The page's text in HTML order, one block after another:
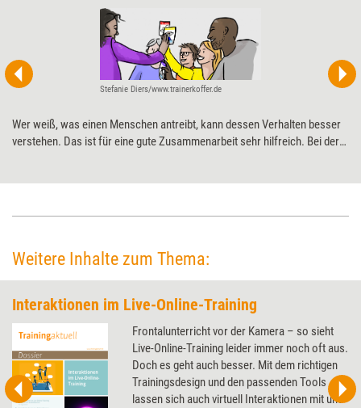
Stefanie Diers/www.trainerkoffer.de
Wer weiß, was einen Menschen antreibt, kann dessen Verhalten besser
verstehen. Das ist für eine gute Zusammenarbeit sehr hilfreich. Bei der
Weitere Inhalte zum Thema:
Interaktionen im Live-Online-Training
Frontalunterricht vor der Kamera – so sieht
Live-Online-Training leider immer noch oft aus.
Doch es geht auch besser. Mit dem richtigen
Trainingsdesign und den passenden Tools
lassen sich auch virtuell Interaktionen mit und